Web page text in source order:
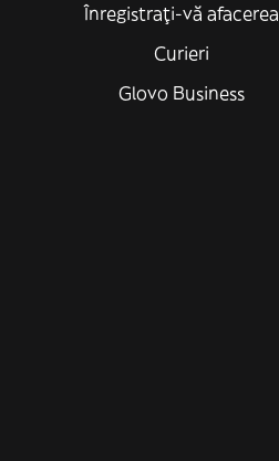
Înregistrați-vă afacerea
Curieri
Glovo Business